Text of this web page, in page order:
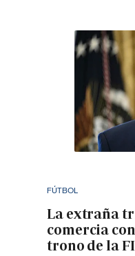
FÚTBOL
La extraña
comercia
trono de la